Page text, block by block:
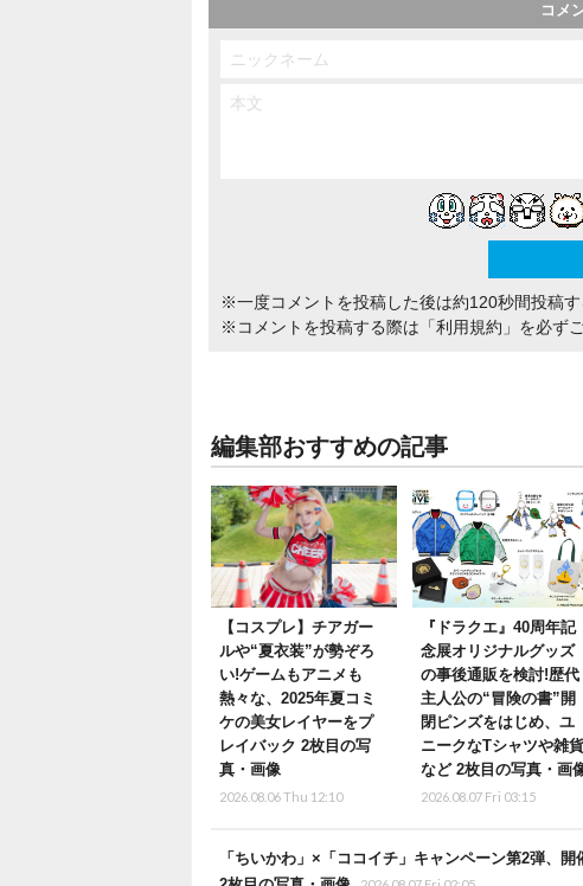
コメ
※一度コメントを投稿した後は約120秒間投稿
※コメントを投稿する際は 「利用規約」 を必ず
編集部おすすめの記事
【コスプレ】チアガー
ルや“夏衣装”が勢ぞろ
い!ゲームもアニメも
熱々な、2025年夏コミ
ケの美女レイヤーをプ
レイバック 2枚目の写
真・画像
2026.08.06 Thu 12:10
『ドラクエ』40周年記
念展オリジナルグッズ
の事後通販を検討!歴代
主人公の“冒険の書”開
閉ピンズをはじめ、ユ
ニークなTシャツや雑
など 2枚目の写真・画
2026.08.07 Fri 03:15
「ちいかわ」×「ココイチ」キャンペーン第2弾、